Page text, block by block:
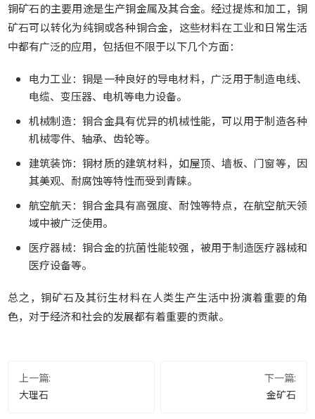
铜矿石的主要用途是生产铜金属及其合金。经过提炼和加工，铜
矿石可以转化为纯铜或各种铜合金，这些材料在工业和日常生活
中都有广泛的应用，包括但不限于以下几个方面：
电力工业：铜是一种良好的导电材料，广泛用于制造电线、
电缆、变压器、电机等电力设备。
机械制造：铜合金具有优异的机械性能，可以用于制造各种
机械零件、轴承、齿轮等。
建筑装饰：铜材质的建筑材料，如屋顶、墙板、门窗等，因
其美观、耐腐蚀等特性而受到青睐。
航空航天：铜合金具有高强度、耐蚀等特点，在航空航天领
域中被广泛使用。
医疗器械：铜合金的抗菌性能较强，被用于制造医疗器械和
医疗设备等。
总之，铜矿石及其衍生材料在人类生产生活中扮演着重要的角
色，对于经济和社会的发展都有着重要的贡献。
上一篇:
大理石
下一篇:
金矿石